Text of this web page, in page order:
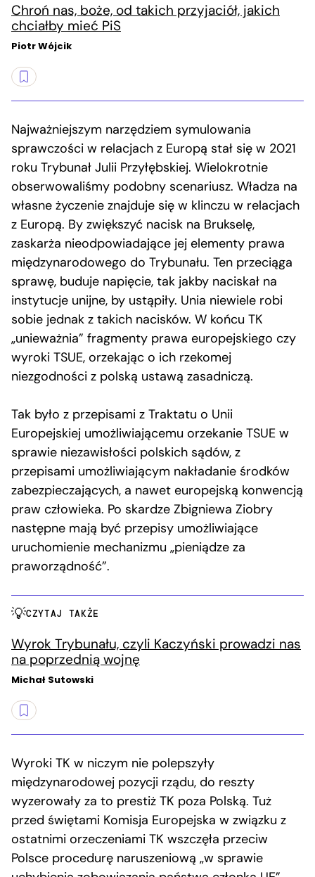
Chroń nas, boże, od takich przyjaciół, jakich
chciałby mieć PiS
Piotr Wójcik
Najważniejszym narzędziem symulowania
sprawczości w relacjach z Europą stał się w 2021
roku Trybunał Julii Przyłębskiej. Wielokrotnie
obserwowaliśmy podobny scenariusz. Władza na
własne życzenie znajduje się w klinczu w relacjach
z Europą. By zwiększyć nacisk na Brukselę,
zaskarża nieodpowiadające jej elementy prawa
międzynarodowego do Trybunału. Ten przeciąga
sprawę, buduje napięcie, tak jakby naciskał na
instytucje unijne, by ustąpiły. Unia niewiele robi
sobie jednak z takich nacisków. W końcu TK
„unieważnia” fragmenty prawa europejskiego czy
wyroki TSUE, orzekając o ich rzekomej
niezgodności z polską ustawą zasadniczą.
Tak było z przepisami z Traktatu o Unii
Europejskiej umożliwiającemu orzekanie TSUE w
sprawie niezawisłości polskich sądów, z
przepisami umożliwiającym nakładanie środków
zabezpieczających, a nawet europejską konwencją
praw człowieka. Po skardze Zbigniewa Ziobry
następne mają być przepisy umożliwiające
uruchomienie mechanizmu „pieniądze za
praworządność”.
CZYTAJ TAKŻE
Wyrok Trybunału, czyli Kaczyński prowadzi nas
na poprzednią wojnę
Michał Sutowski
Wyroki TK w niczym nie polepszyły
międzynarodowej pozycji rządu, do reszty
wyzerowały za to prestiż TK poza Polską. Tuż
przed świętami Komisja Europejska w związku z
ostatnimi orzeczeniami TK wszczęła przeciw
Polsce procedurę naruszeniową „w sprawie